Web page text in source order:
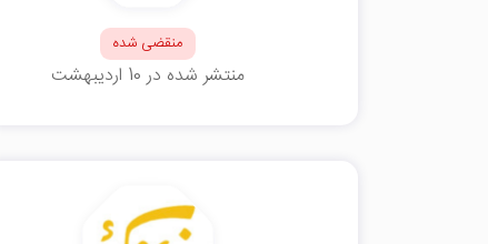
منقضی شده
منتشر شده در 10 اردیبهشت